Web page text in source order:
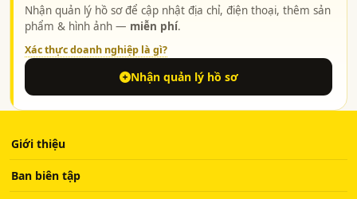
Nhận quản lý hồ sơ để cập nhật địa chỉ, điện thoại, thêm sản
phẩm & hình ảnh — miễn phí.
Xác thực doanh nghiệp là gì?
Nhận quản lý hồ sơ
Giới thiệu
Ban biên tập